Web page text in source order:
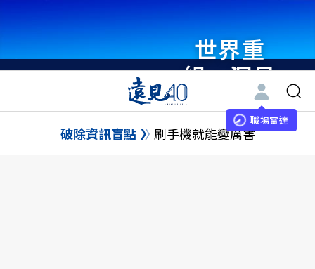
世界重
組・洞見
未來 與
世界領袖
職場雷達
破除資訊盲點 刷手機就能變厲害